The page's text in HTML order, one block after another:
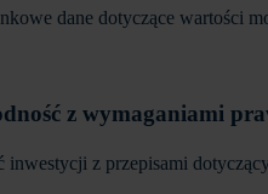
dane dotyczące wartości
z wymaganiami
inwestycji z przepisami